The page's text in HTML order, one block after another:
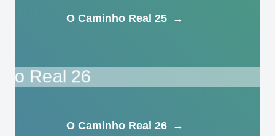
O Caminho Real 25 →
O Caminho Real 26 →